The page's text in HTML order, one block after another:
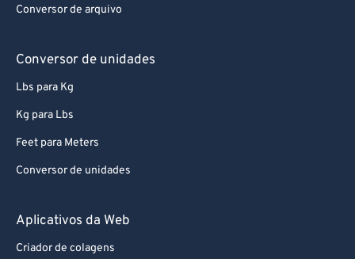
Conversor de arquivo
Conversor de unidades
Lbs para Kg
Kg para Lbs
Feet para Meters
Conversor de unidades
Aplicativos da Web
Criador de colagens